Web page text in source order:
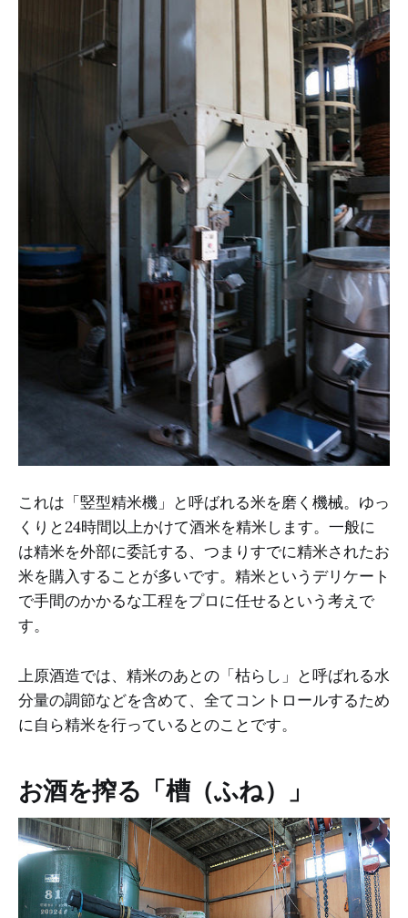
これは「竪型精米機」と呼ばれる米を磨く機械。ゆっ
くりと24時間以上かけて酒米を精米します。一般に
は精米を外部に委託する、つまりすでに精米されたお
米を購入することが多いです。精米というデリケート
で手間のかかるな工程をプロに任せるという考えで
す。
上原酒造では、精米のあとの「枯らし」と呼ばれる水
分量の調節などを含めて、全てコントロールするため
に自ら精米を行っているとのことです。
お酒を搾る「槽（ふね）」